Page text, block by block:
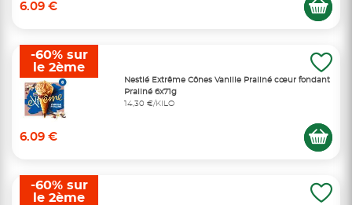
6.09 €
Nestlé Extrême Cônes Vanille Praliné cœur fondant
Praliné 6x71g
14,30 €/KILO
6.09 €
-60% sur
le 2ème
-60% sur
le 2ème